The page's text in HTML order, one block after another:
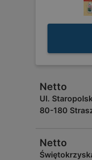
Netto
Ul.
80-180
Netto